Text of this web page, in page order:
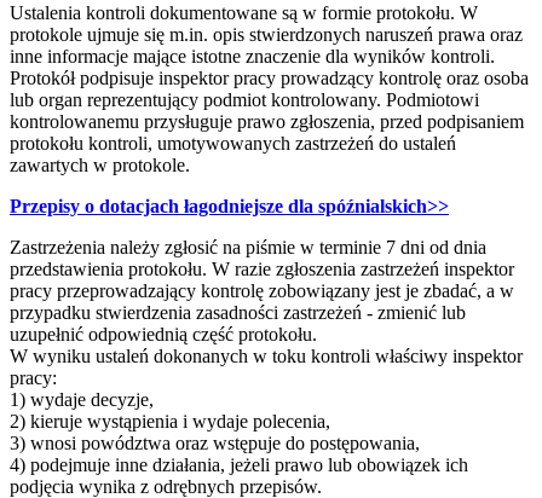
Ustalenia kontroli dokumentowane są w formie protokołu. W
protokole ujmuje się m.in. opis stwierdzonych naruszeń prawa oraz
inne informacje mające istotne znaczenie dla wyników kontroli.
Protokół podpisuje inspektor pracy prowadzący kontrolę oraz osoba
lub organ reprezentujący podmiot kontrolowany. Podmiotowi
kontrolowanemu przysługuje prawo zgłoszenia, przed podpisaniem
protokołu kontroli, umotywowanych zastrzeżeń do ustaleń
zawartych w protokole.
Przepisy o dotacjach łagodniejsze dla spóźnialskich>>
Zastrzeżenia należy zgłosić na piśmie w terminie 7 dni od dnia
przedstawienia protokołu. W razie zgłoszenia zastrzeżeń inspektor
pracy przeprowadzający kontrolę zobowiązany jest je zbadać, a w
przypadku stwierdzenia zasadności zastrzeżeń - zmienić lub
uzupełnić odpowiednią część protokołu.
W wyniku ustaleń dokonanych w toku kontroli właściwy inspektor
pracy:
1) wydaje decyzje,
2) kieruje wystąpienia i wydaje polecenia,
3) wnosi powództwa oraz wstępuje do postępowania,
4) podejmuje inne działania, jeżeli prawo lub obowiązek ich
podjęcia wynika z odrębnych przepisów.